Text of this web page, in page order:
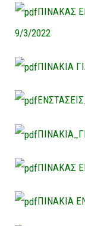
ΠΙΝΑΚΑΣ
9/3/2022
ΠΙΝΑΚΙΑ
ΠΙΝΑΚΑΣ
ΠΙΝΑΚΙΑ